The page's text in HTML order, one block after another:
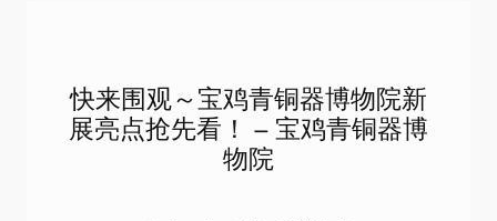
快来围观～宝鸡青铜器博物院新
展亮点抢先看！ – 宝鸡青铜器博
物院